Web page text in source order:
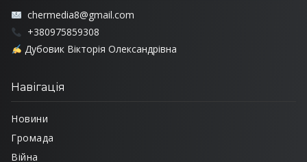
chermedia8@gmail.com
+380975859308
Дубовик Вікторія Олександрівна
Навігація
Новини
Громада
Війна